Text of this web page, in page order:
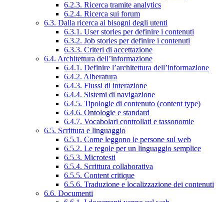
6.2.3. Ricerca tramite analytics
6.2.4. Ricerca sui forum
6.3. Dalla ricerca ai bisogni degli utenti
6.3.1. User stories per definire i contenuti
6.3.2. Job stories per definire i contenuti
6.3.3. Criteri di accettazione
6.4. Architettura dell’informazione
6.4.1. Definire l’architettura dell’informazione
6.4.2. Alberatura
6.4.3. Flussi di interazione
6.4.4. Sistemi di navigazione
6.4.5. Tipologie di contenuto (content type)
6.4.6. Ontologie e standard
6.4.7. Vocabolari controllati e tassonomie
6.5. Scrittura e linguaggio
6.5.1. Come leggono le persone sul web
6.5.2. Le regole per un linguaggio semplice
6.5.3. Microtesti
6.5.4. Scrittura collaborativa
6.5.5. Content critique
6.5.6. Traduzione e localizzazione dei contenuti
6.6. Documenti